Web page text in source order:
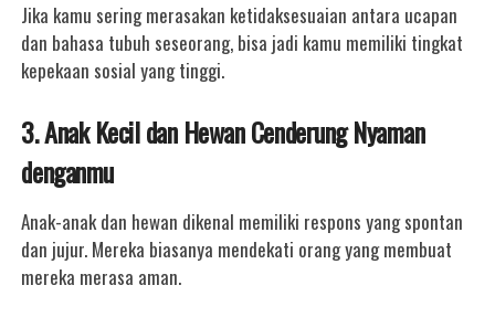
Jika kamu sering merasakan ketidaksesuaian antara ucapan
dan bahasa tubuh seseorang, bisa jadi kamu memiliki tingkat
kepekaan sosial yang tinggi.
3. Anak Kecil dan Hewan Cenderung Nyaman
denganmu
Anak-anak dan hewan dikenal memiliki respons yang spontan
dan jujur. Mereka biasanya mendekati orang yang membuat
mereka merasa aman.